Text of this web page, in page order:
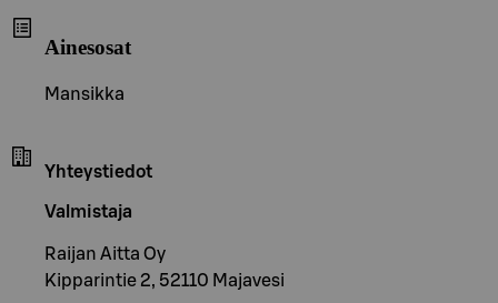
Ainesosat
Mansikka
Yhteystiedot
Valmistaja
Raijan Aitta Oy
Kipparintie 2, 52110 Majavesi